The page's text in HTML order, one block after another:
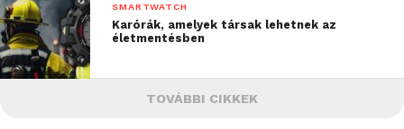
SMARTWATCH
Karórák, amelyek társak lehetnek az
életmentésben
TOVÁBBI CIKKEK